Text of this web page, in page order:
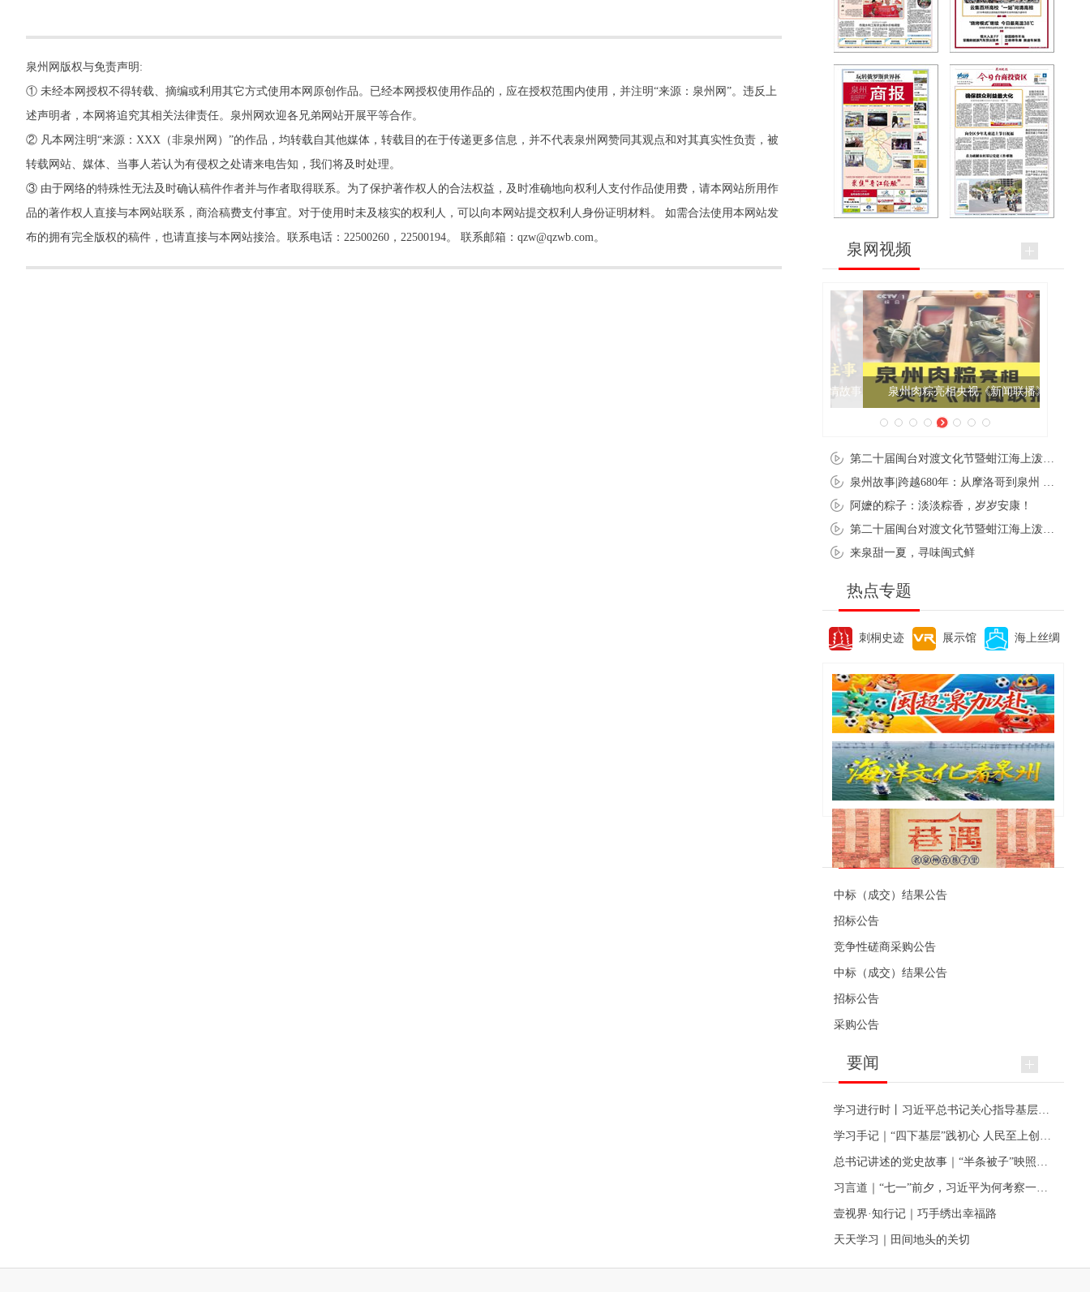
泉州网版权与免责声明:
① 未经本网授权不得转载、摘编或利用其它方式使用本网原创作品。已经本网授权使用作品的，应在授权范围内使用，并注明“来源：泉州网”。违反上
述声明者，本网将追究其相关法律责任。泉州网欢迎各兄弟网站开展平等合作。
② 凡本网注明“来源：XXX（非泉州网）”的作品，均转载自其他媒体，转载目的在于传递更多信息，并不代表泉州网赞同其观点和对其真实性负责，被
转载网站、媒体、当事人若认为有侵权之处请来电告知，我们将及时处理。
③ 由于网络的特殊性无法及时确认稿件作者并与作者取得联系。为了保护著作权人的合法权益，及时准确地向权利人支付作品使用费，请本网站所用作
品的著作权人直接与本网站联系，商洽稿费支付事宜。对于使用时未及核实的权利人，可以向本网站提交权利人身份证明材料。 如需合法使用本网站发
布的拥有完全版权的稿件，也请直接与本网站接洽。联系电话：22500260，22500194。 联系邮箱：qzw@qzwb.com。
泉网视频
泉州肉粽亮相央视《新闻联播》
阿嬷的粽子：淡淡粽香，岁岁安康！
来泉甜一夏，寻味闽式鲜
热点专题
刺桐史迹 展示馆 海上丝绸
便民资讯
中标（成交）结果公告
招标公告
竞争性磋商采购公告
中标（成交）结果公告
招标公告
采购公告
要闻
壹视界·知行记｜巧手绣出幸福路
天天学习｜田间地头的关切